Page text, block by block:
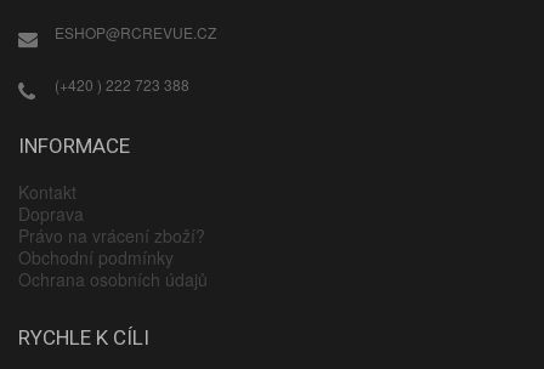
ESHOP@RCREVUE.CZ
(+420 ) 222 723 388
INFORMACE
Kontakt
Doprava
Právo na vrácení zboží?
Obchodní podmínky
Ochrana osobních údajů
RYCHLE K CÍLI